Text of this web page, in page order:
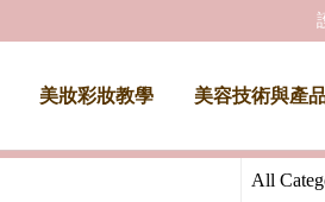
美妝彩妝教學 美容技術與產